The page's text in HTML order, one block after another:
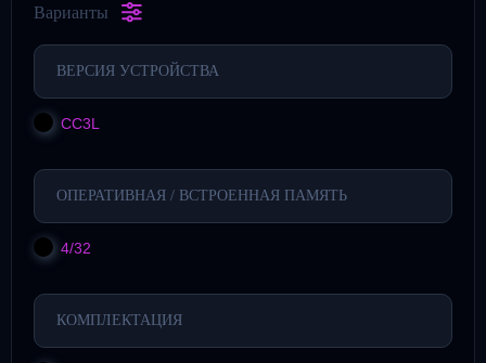
Варианты
ВЕРСИЯ УСТРОЙСТВА
CC3L
ОПЕРАТИВНАЯ / ВСТРОЕННАЯ ПАМЯТЬ
4/32
КОМПЛЕКТАЦИЯ